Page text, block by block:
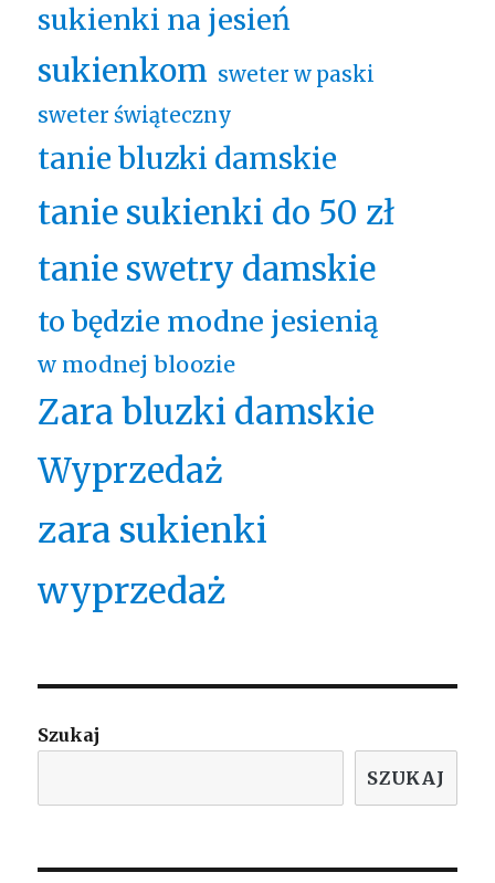
sukienki na jesień
sukienkom sweter w paski
sweter świąteczny
tanie bluzki damskie
tanie sukienki do 50 zł
tanie swetry damskie
to będzie modne jesienią
w modnej bloozie
Zara bluzki damskie
Wyprzedaż
zara sukienki
wyprzedaż
Szukaj
SZUKAJ